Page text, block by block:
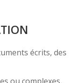
écrits, des